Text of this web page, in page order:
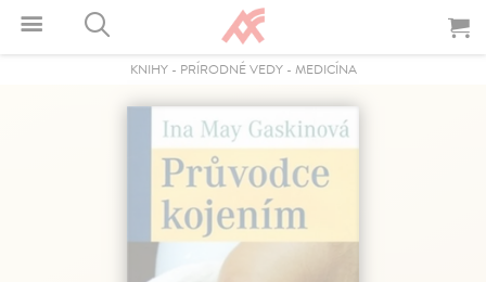
KNIHY- PRÍRODNÉ VEDY- MEDICÍNA